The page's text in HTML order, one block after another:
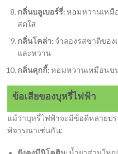
กลิ่นบลูเบอร์รี่:หอมหวานเหมื
สดใส
กลิ่นโคล่า:จำลองรสชาติของ
และหวาน
กลิ่นคุกกี้:หอมหวานเหมือนข
ข้อเสียของบุหรี่ไฟฟ้า
แม้ว่าบุหรี่ไฟฟ้าจะมีข้อดีหลายป
พิจารณาเช่นกัน: